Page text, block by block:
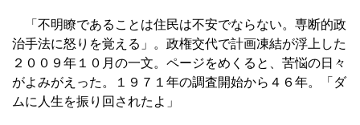
「不明瞭であることは住民は不安でならない。専断的政
治手法に怒りを覚える」。政権交代で計画凍結が浮上した
２００９年１０月の一文。ページをめくると、苦悩の日々
がよみがえった。１９７１年の調査開始から４６年。「ダ
ムに人生を振り回されたよ」